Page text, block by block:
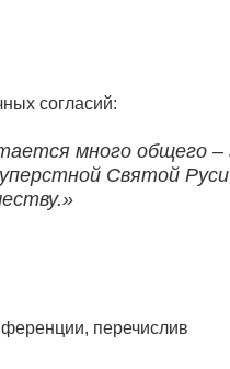
согласий:
много общего –
Святой
перечислив